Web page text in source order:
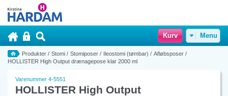
Kurv Menu
Produkter / Stomi / Stomiposer / Ileostomi (tømbar) / Afløbsposer /
HOLLISTER High Output drænagepose klar 2000 ml
Varenummer 4-5551
HOLLISTER High Output